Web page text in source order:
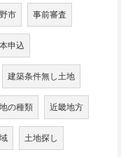
市 事前審査
申込
建築条件無し土地
の種類 近畿地方
土地探し